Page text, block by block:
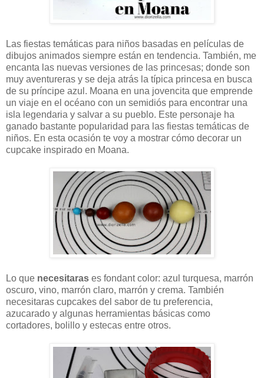
Las fiestas temáticas para niños basadas en películas de
dibujos animados siempre están en tendencia. También, me
encanta las nuevas versiones de las princesas; donde son
muy aventureras y se deja atrás la típica princesa en busca
de su príncipe azul. Moana en una jovencita que emprende
un viaje en el océano con un semidiós para encontrar una
isla legendaria y salvar a su pueblo. Este personaje ha
ganado bastante popularidad para las fiestas temáticas de
niños. En esta ocasión te voy a mostrar cómo decorar un
cupcake inspirado en Moana.
Lo que necesitaras es fondant color: azul turquesa, marrón
oscuro, vino, marrón claro, marrón y crema. También
necesitaras cupcakes del sabor de tu preferencia,
azucarado y algunas herramientas básicas como
cortadores, bolillo y estecas entre otros.